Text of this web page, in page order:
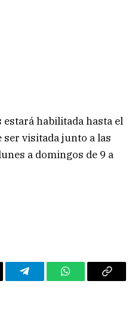
habilitada hasta el
ser visitada junto a las
a domingos de 9 a
TelegramWhatsAppCopy